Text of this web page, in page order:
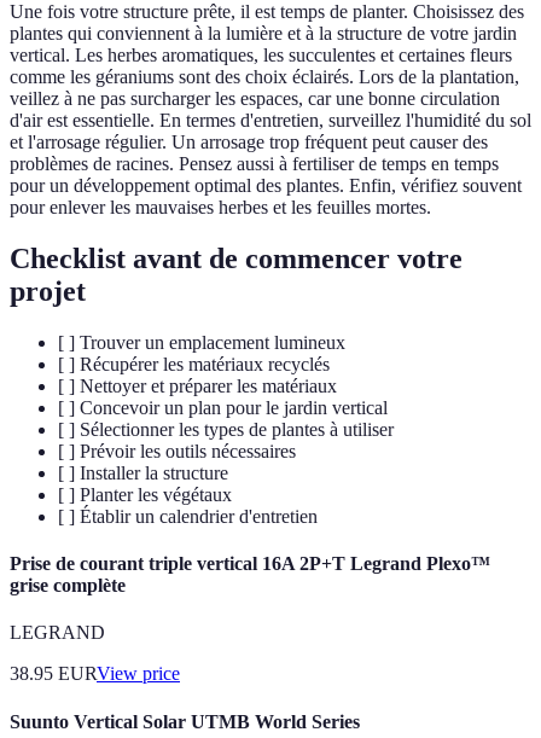
Une fois votre structure prête, il est temps de planter. Choisissez des
plantes qui conviennent à la lumière et à la structure de votre jardin
vertical. Les herbes aromatiques, les succulentes et certaines fleurs
comme les géraniums sont des choix éclairés. Lors de la plantation,
veillez à ne pas surcharger les espaces, car une bonne circulation
d'air est essentielle. En termes d'entretien, surveillez l'humidité du sol
et l'arrosage régulier. Un arrosage trop fréquent peut causer des
problèmes de racines. Pensez aussi à fertiliser de temps en temps
pour un développement optimal des plantes. Enfin, vérifiez souvent
pour enlever les mauvaises herbes et les feuilles mortes.
Checklist avant de commencer votre
projet
[ ] Trouver un emplacement lumineux
[ ] Récupérer les matériaux recyclés
[ ] Nettoyer et préparer les matériaux
[ ] Concevoir un plan pour le jardin vertical
[ ] Sélectionner les types de plantes à utiliser
[ ] Prévoir les outils nécessaires
[ ] Installer la structure
[ ] Planter les végétaux
[ ] Établir un calendrier d'entretien
Prise de courant triple vertical 16A 2P+T Legrand Plexo™
grise complète
LEGRAND
38.95 EURView price
Suunto Vertical Solar UTMB World Series